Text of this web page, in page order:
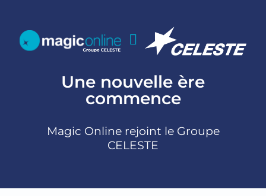
Une nouvelle ère
commence
Magic Online rejoint le Groupe
CELESTE